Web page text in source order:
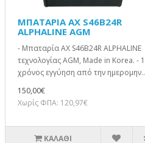
ΜΠΑΤΑΡΙΑ AX S46B24R
ALPHALINE AGM
- Μπαταρία AX S46B24R ALPHALINE
τεχνολογίας AGM, Made in Korea. - 1
χρόνος εγγύηση από την ημερομην..
150,00€
Χωρίς ΦΠΑ: 120,97€
ΚΑΛΆΘΙ